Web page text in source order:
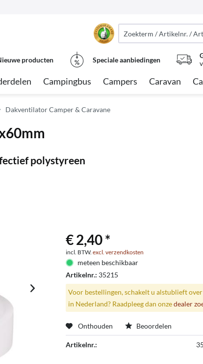
producten Speciale aanbiedingen
Campingbus Campers Caravan
Dakventilator Camper & Caravane
polystyreen
€ 2,40 *
incl. BTW.excl. verzendkosten
meteen beschikbaar
Artikelnr.: 35215
Voor bestellingen, schakelt u alstublieft
in Nederland? Raadpleeg dan onzedealer
Onthouden Beoordelen
Artikelnr.: